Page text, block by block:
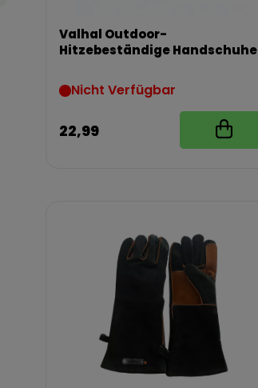
Valhal Outdoor-
Hitzebeständige Handschuhe
Nicht Verfügbar
22,99